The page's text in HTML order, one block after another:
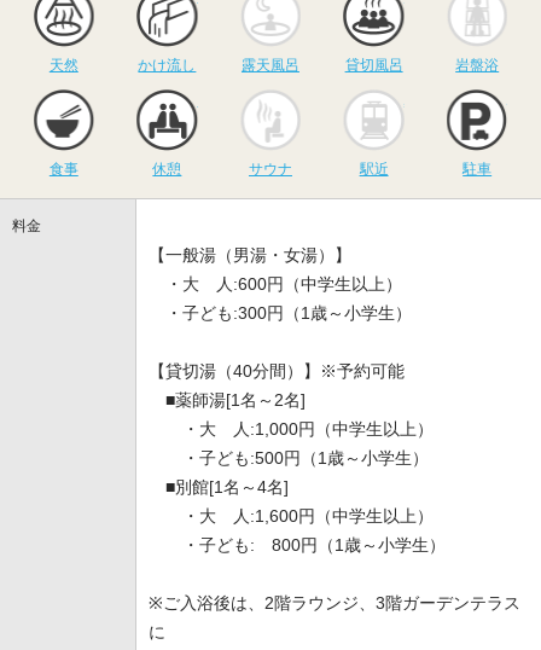
天然 かけ流し 露天風呂 貸切風呂 岩盤浴
食事 休憩
サウナ
サウナ 駅近 駐車
料金
【一般湯（男湯・女湯）】
・大 人:600円（中学生以上）
・子ども:300円（1歳～小学生）
【貸切湯（40分間）】※予約可能
■薬師湯[1名～2名]
・大 人:1,000円（中学生以上）
・子ども:500円（1歳～小学生）
■別館[1名～4名]
・大 人:1,600円（中学生以上）
・子ども: 800円（1歳～小学生）
※ご入浴後は、2階ラウンジ、3階ガーデンテラス
に